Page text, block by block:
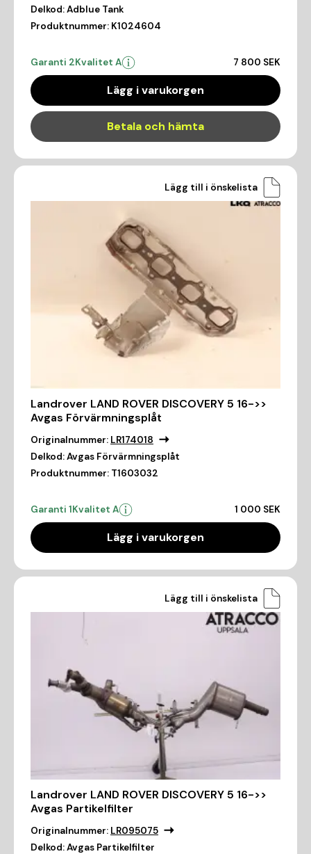
Delkod:Adblue Tank
Produktnummer: K1024604
Garanti 2Kvalitet A 7 800 SEK
Lägg i varukorgen
Betala och hämta
Lägg till i önskelista
Landrover LAND ROVER DISCOVERY 5 16->>
Avgas Förvärmningsplåt
Originalnummer: LR174018
Delkod:Avgas Förvärmningsplåt
Produktnummer: T1603032
Garanti 1Kvalitet A 1 000 SEK
Lägg i varukorgen
Lägg till i önskelista
Landrover LAND ROVER DISCOVERY 5 16->>
Avgas Partikelfilter
Originalnummer: LR095075
Delkod:Avgas Partikelfilter